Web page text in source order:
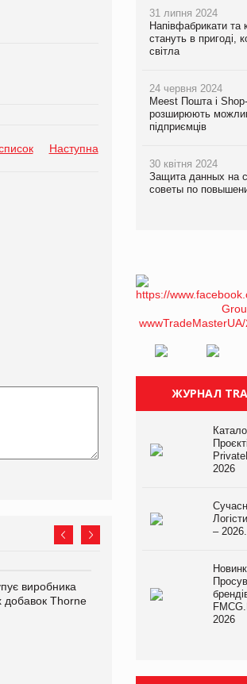
Наступна
виробника
добавок Thorne
Bosch заявила про
знищення своєї
на складі після російської
31 липня 2024
Напівфабрикати та
стануть в пригоді,
світла
24 червня 2024
Meest Пошта і
розширюють
підприємців
30 квітня 2024
Защита данных на
советы по
ЖУРНАЛ
2026
–
2026